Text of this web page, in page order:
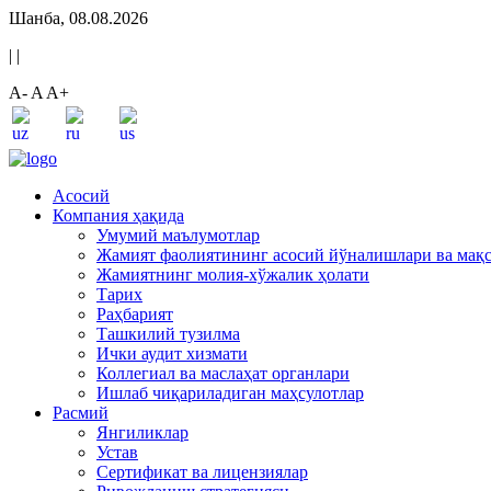
Шанба, 08.08.2026
| |
A- A A+
Асосий
Компания ҳақида
Умумий маълумотлар
Жамият фаолиятининг асосий йўналишлари ва
Жамиятнинг молия-хўжалик ҳолати
Тарих
Раҳбарият
Ташкилий тузилма
Ички аудит хизмати
Коллегиал ва маслаҳат органлари
Ишлаб чиқариладиган маҳсулотлар
Расмий
Янгиликлар
Устав
Сертификат ва лицензиялар